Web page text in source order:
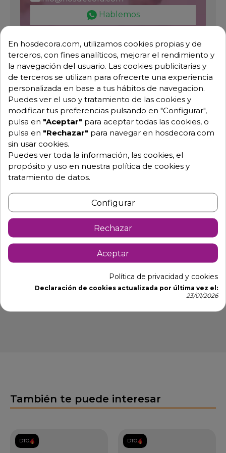
Hablemos
Pide tu presupuesto
Descripción Detalles de producto
Molinillo de corte Juliana 440904
- Dimensiones: largo 18 cm x ancho 26 cm x
alto 6 cm.
- Estructura de plástico blanco.
- Incluye 5 cuchillas de acero inox.
- Fácil de usar.
- Ideal para cortar ingredientes para ensaladas.
También te puede interesar
DTO. DTO.
En hosdecora.com, utilizamos cookies propias y de
terceros, con fines analíticos, mejorar el rendimiento y
la navegación del usuario. Las cookies publicitarias y
de terceros se utilizan para ofrecerte una experiencia
personalizada en base a tus hábitos de navegacion.
Puedes ver el uso y tratamiento de las cookies y
modificar tus preferencias pulsando en "Configurar",
pulsa en "Aceptar" para aceptar todas las cookies, o
pulsa en "Rechazar" para navegar en hosdecora.com
sin usar cookies.
Puedes ver toda la información, las cookies, el
propósito y uso en nuestra política de cookies y
tratamiento de datos.
Configurar
Rechazar
Aceptar
Política de privacidad y cookies
Declaración de cookies actualizada por última vez el:
23/01/2026